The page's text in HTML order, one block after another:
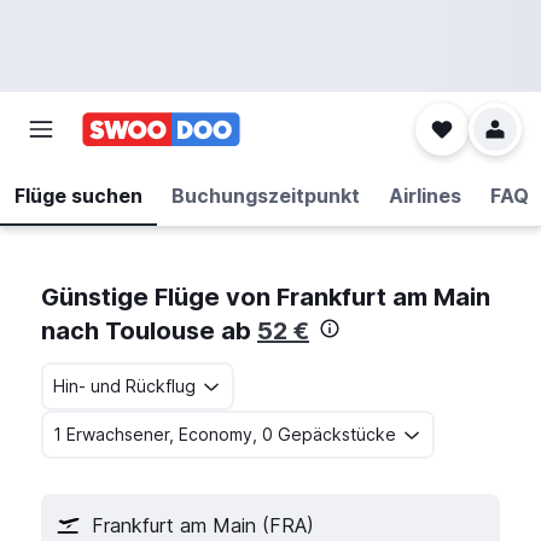
Flüge suchen Buchungszeitpunkt Airlines FAQ
Günstige Flüge von Frankfurt am Main
nach Toulouse ab 52 €
Hin- und Rückflug
1 Erwachsener, Economy, 0 Gepäckstücke
Frankfurt am Main (FRA)